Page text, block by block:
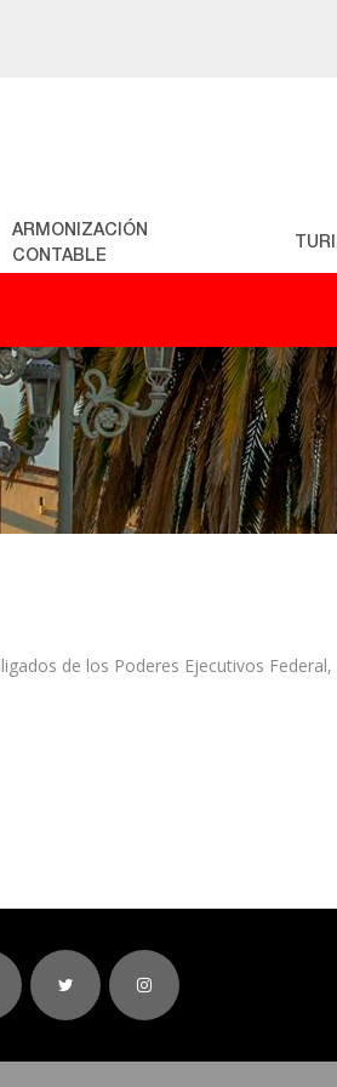
ARMONIZACIÓN
CONTABLE
de los Poderes Ejecutivos